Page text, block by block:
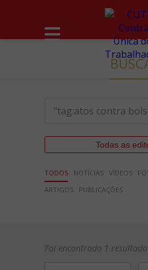
Todas as
TODOS NOTÍCIAS VÍDEOS
ARTIGOS
PUBLICAÇÕES
Foi encontrado 1 resultado